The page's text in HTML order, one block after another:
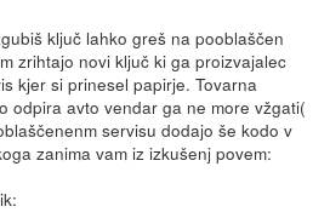
ključ lahko greš na pooblaščen
zrihtajo novi ključ ki ga proizvajalec
kjer si prinesel papirje. Tovarna
odpira avto vendar ga ne more vžgati(
servisu dodajo še kodo v
zanima vam iz izkušenj povem: